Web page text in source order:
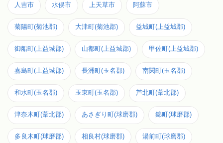
人吉市 水俣市 上天草市 阿蘇市
菊陽町(菊池郡) 大津町(菊池郡) 益城町(上益城郡)
御船町(上益城郡) 山都町(上益城郡) 甲佐町(上益城郡)
嘉島町(上益城郡) 長洲町(玉名郡) 南関町(玉名郡)
和水町(玉名郡) 玉東町(玉名郡) 芦北町(葦北郡)
津奈木町(葦北郡) あさぎり町(球磨郡) 錦町(球磨郡)
多良木町(球磨郡) 相良村(球磨郡) 湯前町(球磨郡)